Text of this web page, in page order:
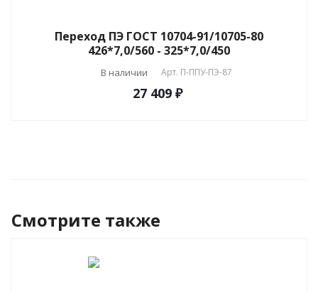
Переход ПЭ ГОСТ 10704-91/10705-80
426*7,0/560 - 325*7,0/450
В наличии Арт. П-ППУ-ПЭ-87
27 409 ₽
Смотрите также